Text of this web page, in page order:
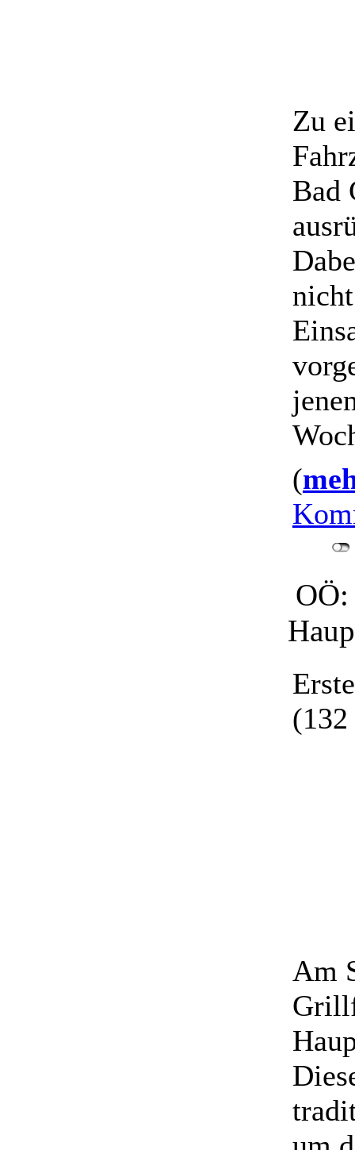
Zu
Bad
(
(132
Am